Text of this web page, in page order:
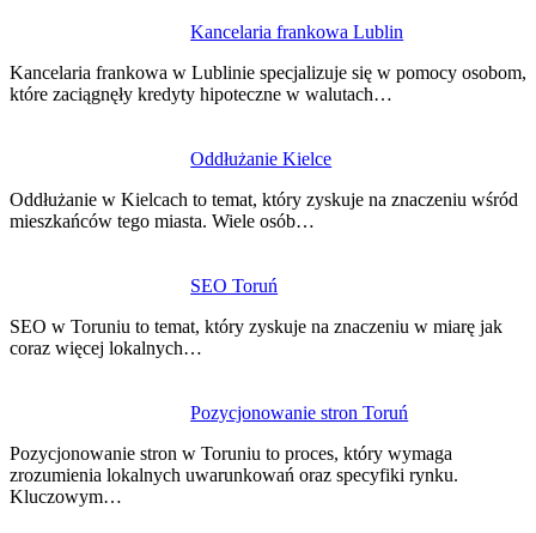
Kancelaria frankowa Lublin
Kancelaria frankowa w Lublinie specjalizuje się w pomocy osobom,
które zaciągnęły kredyty hipoteczne w walutach…
Oddłużanie Kielce
Oddłużanie w Kielcach to temat, który zyskuje na znaczeniu wśród
mieszkańców tego miasta. Wiele osób…
SEO Toruń
SEO w Toruniu to temat, który zyskuje na znaczeniu w miarę jak
coraz więcej lokalnych…
Pozycjonowanie stron Toruń
Pozycjonowanie stron w Toruniu to proces, który wymaga
zrozumienia lokalnych uwarunkowań oraz specyfiki rynku.
Kluczowym…
wpisu